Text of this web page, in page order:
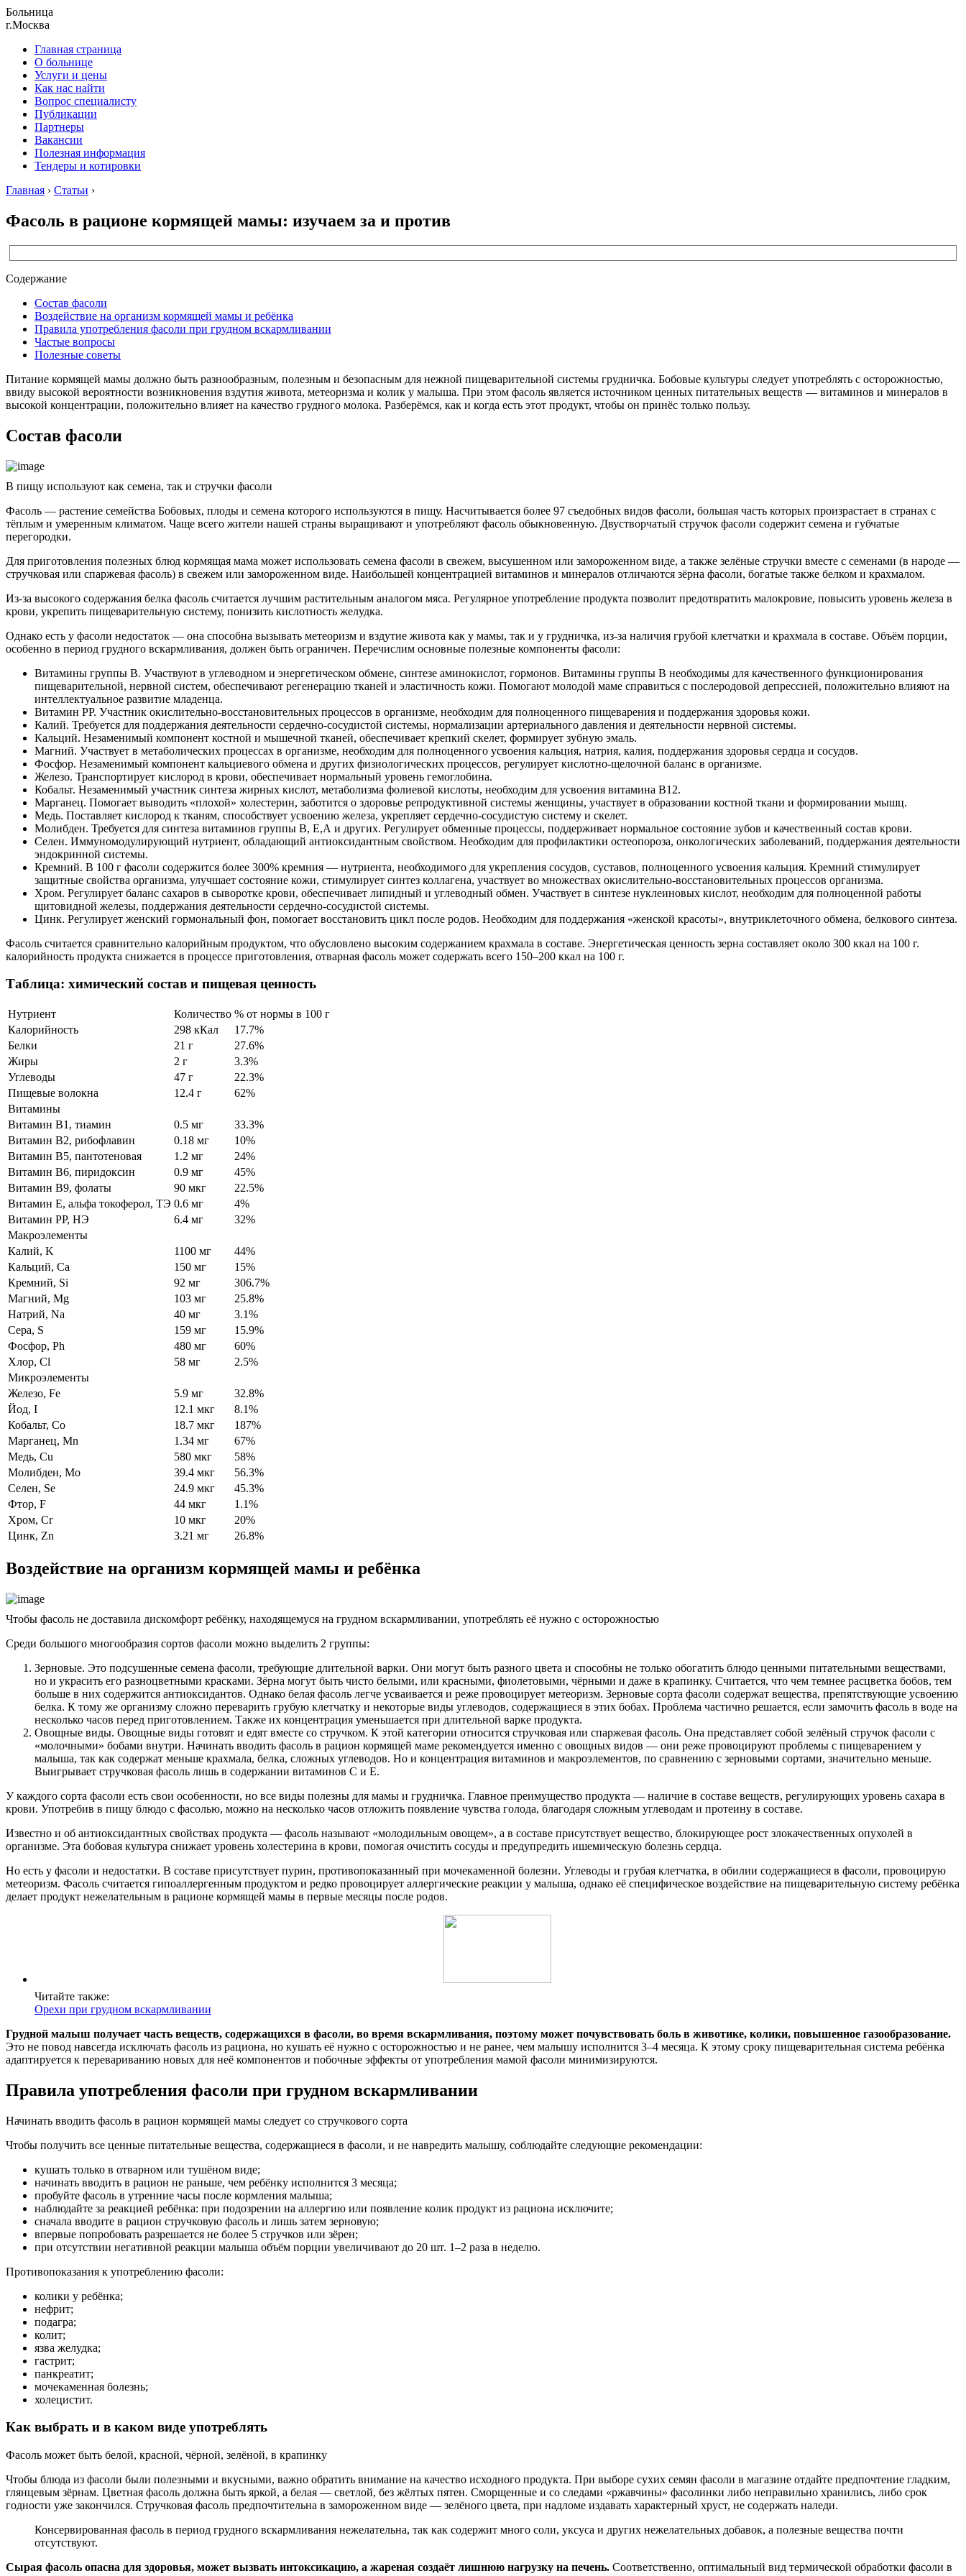
Больница
г.Москва
Главная страница
О больнице
Услуги и цены
Как нас найти
Вопрос специалисту
Публикации
Партнеры
Вакансии
Полезная информация
Тендеры и котировки
Главная › Статьи ›
Фасоль в рационе кормящей мамы: изучаем за и против
Содержание
Состав фасоли
Воздействие на организм кормящей мамы и ребёнка
Правила употребления фасоли при грудном вскармливании
Частые вопросы
Полезные советы
Питание кормящей мамы должно быть разнообразным, полезным и безопасным для нежной пищеварительной системы грудничка. Бобовые культуры следует употреблять с осторожностью,
ввиду высокой вероятности возникновения вздутия живота, метеоризма и колик у малыша. При этом фасоль является источником ценных питательных веществ — витаминов и минералов в
высокой концентрации, положительно влияет на качество грудного молока. Разберёмся, как и когда есть этот продукт, чтобы он принёс только пользу.
Состав фасоли
В пищу используют как семена, так и стручки фасоли
Фасоль — растение семейства Бобовых, плоды и семена которого используются в пищу. Насчитывается более 97 съедобных видов фасоли, большая часть которых произрастает в странах с
тёплым и умеренным климатом. Чаще всего жители нашей страны выращивают и употребляют фасоль обыкновенную. Двустворчатый стручок фасоли содержит семена и губчатые
перегородки.
Для приготовления полезных блюд кормящая мама может использовать семена фасоли в свежем, высушенном или замороженном виде, а также зелёные стручки вместе с семенами (в народе —
стручковая или спаржевая фасоль) в свежем или замороженном виде. Наибольшей концентрацией витаминов и минералов отличаются зёрна фасоли, богатые также белком и крахмалом.
Из-за высокого содержания белка фасоль считается лучшим растительным аналогом мяса. Регулярное употребление продукта позволит предотвратить малокровие, повысить уровень железа в
крови, укрепить пищеварительную систему, понизить кислотность желудка.
Однако есть у фасоли недостаток — она способна вызывать метеоризм и вздутие живота как у мамы, так и у грудничка, из-за наличия грубой клетчатки и крахмала в составе. Объём порции,
особенно в период грудного вскармливания, должен быть ограничен. Перечислим основные полезные компоненты фасоли:
Витамины группы В. Участвуют в углеводном и энергетическом обмене, синтезе аминокислот, гормонов. Витамины группы В необходимы для качественного функционирования
пищеварительной, нервной систем, обеспечивают регенерацию тканей и эластичность кожи. Помогают молодой маме справиться с послеродовой депрессией, положительно влияют на
интеллектуальное развитие младенца.
Витамин РР. Участник окислительно-восстановительных процессов в организме, необходим для полноценного пищеварения и поддержания здоровья кожи.
Калий. Требуется для поддержания деятельности сердечно-сосудистой системы, нормализации артериального давления и деятельности нервной системы.
Кальций. Незаменимый компонент костной и мышечной тканей, обеспечивает крепкий скелет, формирует зубную эмаль.
Магний. Участвует в метаболических процессах в организме, необходим для полноценного усвоения кальция, натрия, калия, поддержания здоровья сердца и сосудов.
Фосфор. Незаменимый компонент кальциевого обмена и других физиологических процессов, регулирует кислотно-щелочной баланс в организме.
Железо. Транспортирует кислород в крови, обеспечивает нормальный уровень гемоглобина.
Кобальт. Незаменимый участник синтеза жирных кислот, метаболизма фолиевой кислоты, необходим для усвоения витамина В12.
Марганец. Помогает выводить «плохой» холестерин, заботится о здоровье репродуктивной системы женщины, участвует в образовании костной ткани и формировании мышц.
Медь. Поставляет кислород к тканям, способствует усвоению железа, укрепляет сердечно-сосудистую систему и скелет.
Молибден. Требуется для синтеза витаминов группы В, Е,А и других. Регулирует обменные процессы, поддерживает нормальное состояние зубов и качественный состав крови.
Селен. Иммуномодулирующий нутриент, обладающий антиоксидантным свойством. Необходим для профилактики остеопороза, онкологических заболеваний, поддержания деятельности
эндокринной системы.
Кремний. В 100 г фасоли содержится более 300% кремния — нутриента, необходимого для укрепления сосудов, суставов, полноценного усвоения кальция. Кремний стимулирует
защитные свойства организма, улучшает состояние кожи, стимулирует синтез коллагена, участвует во множествах окислительно-восстановительных процессов организма.
Хром. Регулирует баланс сахаров в сыворотке крови, обеспечивает липидный и углеводный обмен. Участвует в синтезе нуклеиновых кислот, необходим для полноценной работы
щитовидной железы, поддержания деятельности сердечно-сосудистой системы.
Цинк. Регулирует женский гормональный фон, помогает восстановить цикл после родов. Необходим для поддержания «женской красоты», внутриклеточного обмена, белкового синтеза.
Фасоль считается сравнительно калорийным продуктом, что обусловлено высоким содержанием крахмала в составе. Энергетическая ценность зерна составляет около 300 ккал на 100 г.
калорийность продукта снижается в процессе приготовления, отварная фасоль может содержать всего 150–200 ккал на 100 г.
Таблица: химический состав и пищевая ценность
Нутриент Количество % от нормы в 100 г
Калорийность
298 кКал
17.7%
Белки
21 г
27.6%
Жиры
2 г
3.3%
Углеводы
47 г
22.3%
Пищевые волокна
12.4 г
62%
Витамины
Витамин В1, тиамин
0.5 мг
33.3%
Витамин В2, рибофлавин
0.18 мг
10%
Витамин В5, пантотеновая
1.2 мг
24%
Витамин В6, пиридоксин
0.9 мг
45%
Витамин В9, фолаты
90 мкг
22.5%
Витамин Е, альфа токоферол, ТЭ 0.6 мг
4%
Витамин РР, НЭ
6.4 мг
32%
Макроэлементы
Калий, K
1100 мг
44%
Кальций, Ca
150 мг
15%
Кремний, Si
92 мг
306.7%
Магний, Mg
103 мг
25.8%
Натрий, Na
40 мг
3.1%
Сера, S
159 мг
15.9%
Фосфор, Ph
480 мг
60%
Хлор, Cl
58 мг
2.5%
Микроэлементы
Железо, Fe
5.9 мг
32.8%
Йод, I
12.1 мкг
8.1%
Кобальт, Co
18.7 мкг
187%
Марганец, Mn
1.34 мг
67%
Медь, Cu
580 мкг
58%
Молибден, Mo
39.4 мкг
56.3%
Селен, Se
24.9 мкг
45.3%
Фтор, F
44 мкг
1.1%
Хром, Cr
10 мкг
20%
Цинк, Zn
3.21 мг 26.8%
Воздействие на организм кормящей мамы и ребёнка
Чтобы фасоль не доставила дискомфорт ребёнку, находящемуся на грудном вскармливании, употреблять её нужно с осторожностью
Среди большого многообразия сортов фасоли можно выделить 2 группы:
Зерновые. Это подсушенные семена фасоли, требующие длительной варки. Они могут быть разного цвета и способны не только обогатить блюдо ценными питательными веществами,
но и украсить его разноцветными красками. Зёрна могут быть чисто белыми, или красными, фиолетовыми, чёрными и даже в крапинку. Считается, что чем темнее расцветка бобов, тем
больше в них содержится антиоксидантов. Однако белая фасоль легче усваивается и реже провоцирует метеоризм. Зерновые сорта фасоли содержат вещества, препятствующие усвоению
белка. К тому же организму сложно переварить грубую клетчатку и некоторые виды углеводов, содержащиеся в этих бобах. Проблема частично решается, если замочить фасоль в воде на
несколько часов перед приготовлением. Также их концентрация уменьшается при длительной варке продукта.
Овощные виды. Овощные виды готовят и едят вместе со стручком. К этой категории относится стручковая или спаржевая фасоль. Она представляет собой зелёный стручок фасоли с
«молочными» бобами внутри. Начинать вводить фасоль в рацион кормящей маме рекомендуется именно с овощных видов — они реже провоцируют проблемы с пищеварением у
малыша, так как содержат меньше крахмала, белка, сложных углеводов. Но и концентрация витаминов и макроэлементов, по сравнению с зерновыми сортами, значительно меньше.
Выигрывает стручковая фасоль лишь в содержании витаминов С и Е.
У каждого сорта фасоли есть свои особенности, но все виды полезны для мамы и грудничка. Главное преимущество продукта — наличие в составе веществ, регулирующих уровень сахара в
крови. Употребив в пищу блюдо с фасолью, можно на несколько часов отложить появление чувства голода, благодаря сложным углеводам и протеину в составе.
Известно и об антиоксидантных свойствах продукта — фасоль называют «молодильным овощем», а в составе присутствует вещество, блокирующее рост злокачественных опухолей в
организме. Эта бобовая культура снижает уровень холестерина в крови, помогая очистить сосуды и предупредить ишемическую болезнь сердца.
Но есть у фасоли и недостатки. В составе присутствует пурин, противопоказанный при мочекаменной болезни. Углеводы и грубая клетчатка, в обилии содержащиеся в фасоли, провоцирую
метеоризм. Фасоль считается гипоаллергенным продуктом и редко провоцирует аллергические реакции у малыша, однако её специфическое воздействие на пищеварительную систему ребёнка
делает продукт нежелательным в рационе кормящей мамы в первые месяцы после родов.
Читайте также:
Орехи при грудном вскармливании
Грудной малыш получает часть веществ, содержащихся в фасоли, во время вскармливания, поэтому может почувствовать боль в животике, колики, повышенное газообразование.
Это не повод навсегда исключать фасоль из рациона, но кушать её нужно с осторожностью и не ранее, чем малышу исполнится 3–4 месяца. К этому сроку пищеварительная система ребёнка
адаптируется к перевариванию новых для неё компонентов и побочные эффекты от употребления мамой фасоли минимизируются.
Правила употребления фасоли при грудном вскармливании
Начинать вводить фасоль в рацион кормящей мамы следует со стручкового сорта
Чтобы получить все ценные питательные вещества, содержащиеся в фасоли, и не навредить малышу, соблюдайте следующие рекомендации:
кушать только в отварном или тушёном виде;
начинать вводить в рацион не раньше, чем ребёнку исполнится 3 месяца;
пробуйте фасоль в утренние часы после кормления малыша;
наблюдайте за реакцией ребёнка: при подозрении на аллергию или появление колик продукт из рациона исключите;
сначала вводите в рацион стручковую фасоль и лишь затем зерновую;
впервые попробовать разрешается не более 5 стручков или зёрен;
при отсутствии негативной реакции малыша объём порции увеличивают до 20 шт. 1–2 раза в неделю.
Противопоказания к употреблению фасоли:
колики у ребёнка;
нефрит;
подагра;
колит;
язва желудка;
гастрит;
панкреатит;
мочекаменная болезнь;
холецистит.
Как выбрать и в каком виде употреблять
Фасоль может быть белой, красной, чёрной, зелёной, в крапинку
Чтобы блюда из фасоли были полезными и вкусными, важно обратить внимание на качество исходного продукта. При выборе сухих семян фасоли в магазине отдайте предпочтение гладким,
глянцевым зёрнам. Цветная фасоль должна быть яркой, а белая — светлой, без жёлтых пятен. Сморщенные и со следами «ржавчины» фасолинки либо неправильно хранились, либо срок
годности уже закончился. Стручковая фасоль предпочтительна в замороженном виде — зелёного цвета, при надломе издавать характерный хруст, не содержать наледи.
Консервированная фасоль в период грудного вскармливания нежелательна, так как содержит много соли, уксуса и других нежелательных добавок, а полезные вещества почти
отсутствуют.
Сырая фасоль опасна для здоровья, может вызвать интоксикацию, а жареная создаёт лишнюю нагрузку на печень. Соответственно, оптимальный вид термической обработки фасоли в